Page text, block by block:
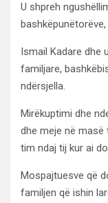
U shpreh
Ismail Kadare dhe
familjare,
ndërsjella.
Mirëkuptimi dhe
dhe meje në masë
tim ndaj tij kur ai
Mospajtuesve që
familjen që ishin